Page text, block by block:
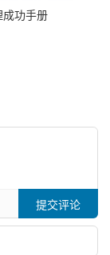
成功手册
提交评论